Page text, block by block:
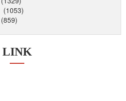
(1053)
(859)
LINK